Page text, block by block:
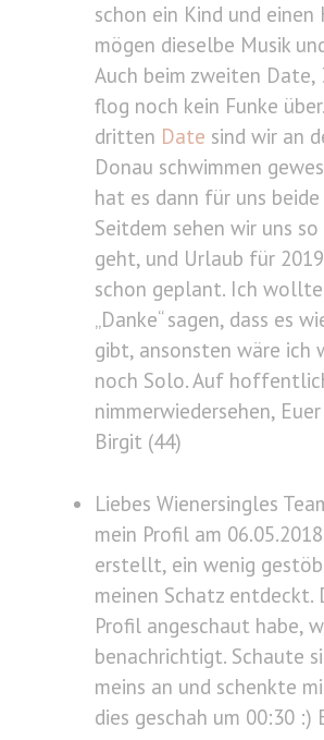
schon ein Kind und einen
mögen dieselbe Musik
Auch beim zweiten Date,
flog noch kein Funke
dritten Date sind wir an
Donau schwimmen
hat es dann für uns
Seitdem sehen wir uns
geht, und Urlaub für
schon geplant. Ich
„Danke“ sagen, dass es
gibt, ansonsten wäre ich
noch Solo. Auf
nimmerwiedersehen,
Birgit (44)
Liebes Wienersingles
mein Profil am
erstellt, ein wenig
meinen Schatz entdeckt.
Profil angeschaut habe,
benachrichtigt. Schaute
meins an und schenkte
dies geschah um 00:30 :)